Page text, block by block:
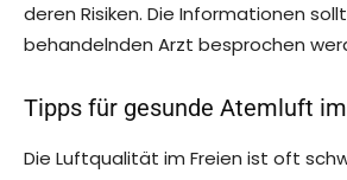
deren Risiken. Die Informationen
behandelnden Arzt besprochen
Tipps für gesunde Atemluft
Die Luftqualität im Freien ist oft